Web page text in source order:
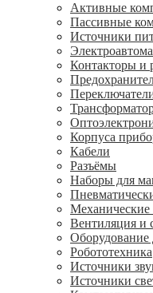
Активные
Пассивные
Источники
Контакторы и
Корпуса
Кабели
Разъёмы
Наборы для
Вентиляция и
Оборудование
Робототехника
Источники
Источники